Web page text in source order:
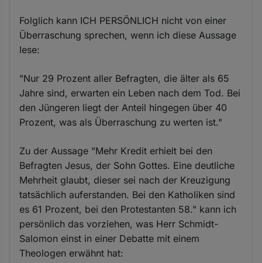
Folglich kann ICH PERSÖNLICH nicht von einer
Überraschung sprechen, wenn ich diese Aussage
lese:
"Nur 29 Prozent aller Befragten, die älter als 65
Jahre sind, erwarten ein Leben nach dem Tod. Bei
den Jüngeren liegt der Anteil hingegen über 40
Prozent, was als Überraschung zu werten ist."
Zu der Aussage "Mehr Kredit erhielt bei den
Befragten Jesus, der Sohn Gottes. Eine deutliche
Mehrheit glaubt, dieser sei nach der Kreuzigung
tatsächlich auferstanden. Bei den Katholiken sind
es 61 Prozent, bei den Protestanten 58." kann ich
persönlich das vorziehen, was Herr Schmidt-
Salomon einst in einer Debatte mit einem
Theologen erwähnt hat: